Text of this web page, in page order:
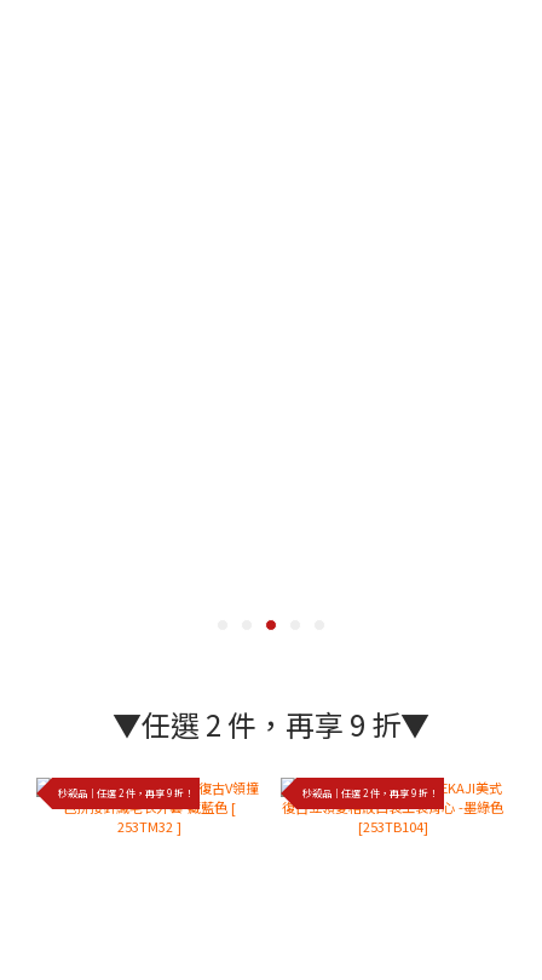
▼任選 2 件，再享 9 折▼
秒殺品｜任選 2 件，再享 9 折！ 秒殺品｜任選 2 件，再享 9 折！